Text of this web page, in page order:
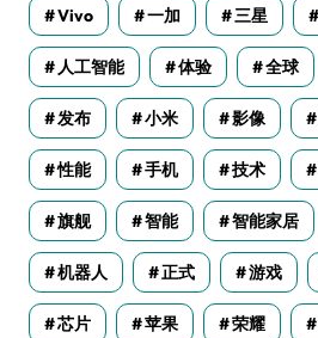
Vivo 一加 三星
人工智能 体验 全球
发布 小米 影像
性能 手机 技术
旗舰 智能 智能家居
机器人 正式 游戏
芯片 苹果 荣耀